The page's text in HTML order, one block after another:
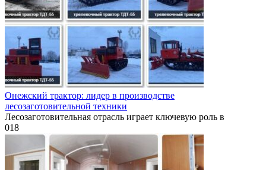
Онежский трактор: лидер в производстве
лесозаготовительной техники
Лесозаготовительная отрасль играет ключевую роль в
018